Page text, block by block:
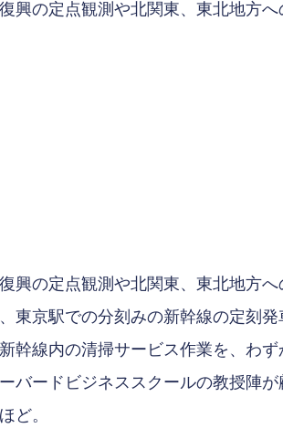
興の定点観測や北関東、東北地方
興の定点観測や北関東、東北地方
東京駅での分刻みの新幹線の定刻
幹線内の清掃サービス作業を、わ
バードビジネススクールの教授陣
ど。